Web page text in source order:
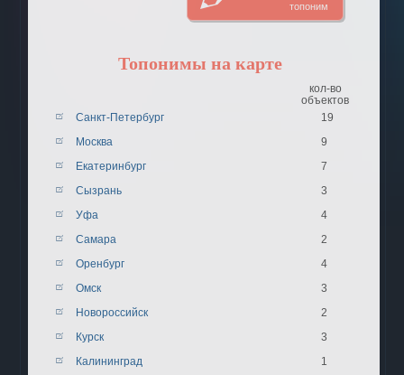
топоним
Топонимы на карте
кол-во
объектов
Санкт-Петербург
19
Москва 9
Екатеринбург 7
Сызрань 3
Уфа 4
Самара 2
Оренбург 4
Омск 3
Новороссийск 2
Курск 3
Калининград 1